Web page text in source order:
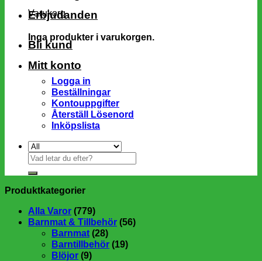
Varukorg
Inga produkter i varukorgen.
Erbjudanden
Bli kund
Mitt konto
Logga in
Beställningar
Kontouppgifter
Återställ Lösenord
Inköpslista
Sök
Produktkategorier
Alla Varor (779)
Barnmat & Tillbehör (56)
Barnmat (28)
Barntillbehör (19)
Blöjor (9)